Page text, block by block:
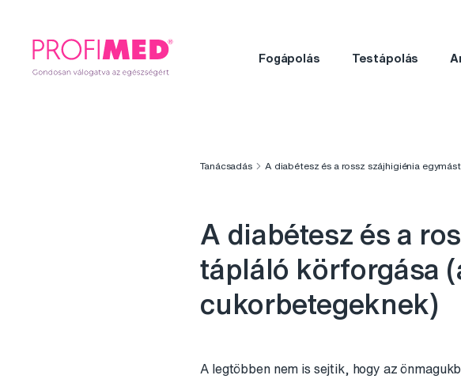
Fogápolás Testápolás
Tanácsadás A diabétesz és a rossz szájhigiénia
A diabétesz és a
tápláló körforgása
cukorbetegeknek)
A legtöbben nem is sejtik, hogy az